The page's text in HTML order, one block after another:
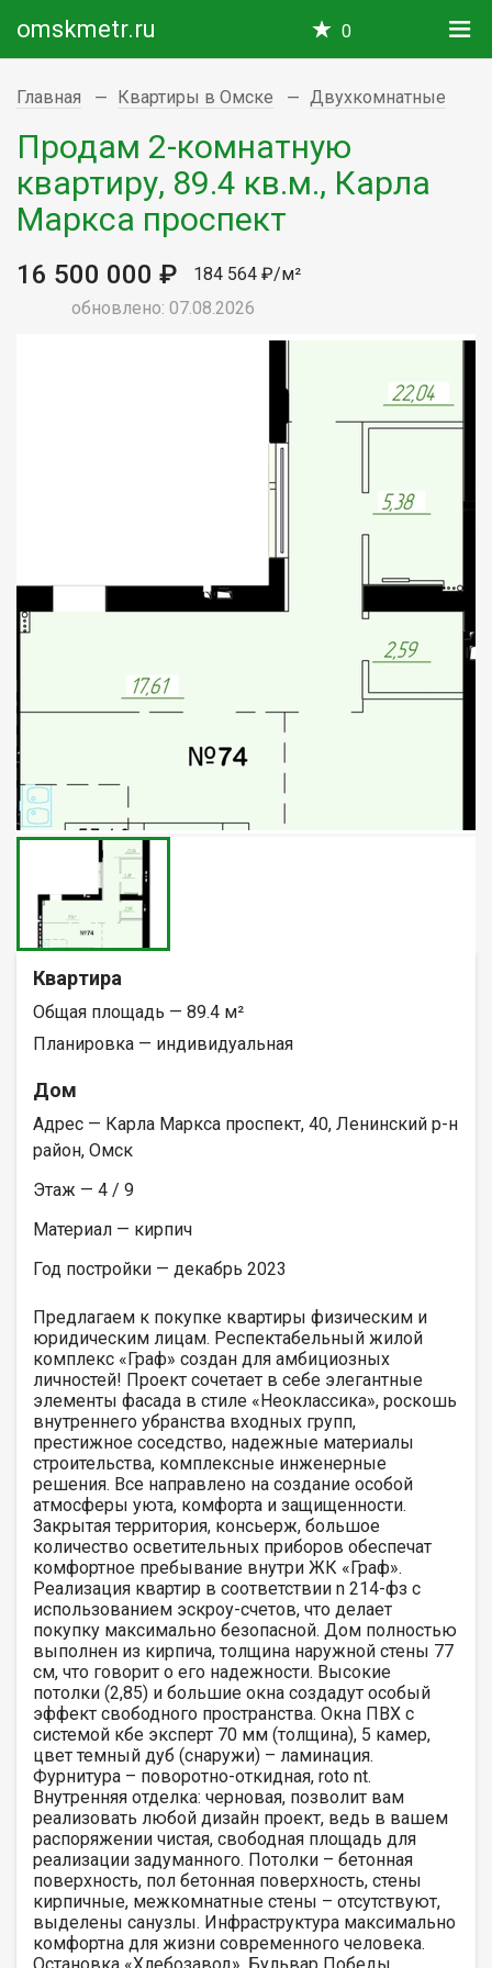
omskmetr.ru 0
Главная Квартиры в Омске Двухкомнатные
Продам 2-комнатную
квартиру, 89.4 кв.м., Карла
Маркса проспект
16 500 000 ₽
184 564 ₽/м²
обновлено: 07.08.2026
Квартира
Общая площадь — 89.4 м²
Планировка — индивидуальная
Дом
Адрес — Карла Маркса проспект, 40, Ленинский р-н
район, Омск
Этаж — 4 / 9
Материал — кирпич
Год постройки — декабрь 2023
Предлагаем к покупке квартиры физическим и
юридическим лицам. Респектабельный жилой
комплекс «Граф» создан для амбициозных
личностей! Проект сочетает в себе элегантные
элементы фасада в стиле «Неоклассика», роскошь
внутреннего убранства входных групп,
престижное соседство, надежные материалы
строительства, комплексные инженерные
решения. Все направлено на создание особой
атмосферы уюта, комфорта и защищенности.
Закрытая территория, консьерж, большое
количество осветительных приборов обеспечат
комфортное пребывание внутри ЖК «Граф».
Реализация квартир в соответствии n 214-фз с
использованием эскроу-счетов, что делает
покупку максимально безопасной. Дом полностью
выполнен из кирпича, толщина наружной стены 77
см, что говорит о его надежности. Высокие
потолки (2,85) и большие окна создадут особый
эффект свободного пространства. Окна ПВХ с
системой кбе эксперт 70 мм (толщина), 5 камер,
цвет темный дуб (снаружи) – ламинация.
Фурнитура – поворотно-откидная, roto nt.
Внутренняя отделка: черновая, позволит вам
реализовать любой дизайн проект, ведь в вашем
распоряжении чистая, свободная площадь для
реализации задуманного. Потолки – бетонная
поверхность, пол бетонная поверхность, стены
кирпичные, межкомнатные стены – отсутствуют,
выделены санузлы. Инфраструктура максимально
комфортна для жизни современного человека.
Остановка «Хлебозавод», Бульвар Победы,